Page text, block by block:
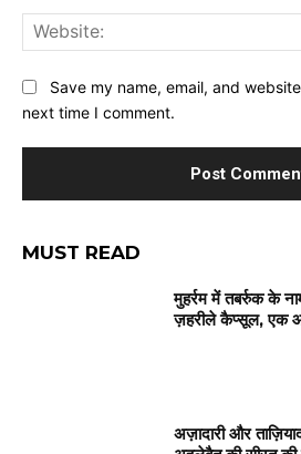
Save my name, email, and
next time I comment.
MUST READ
मुहर्रम में तबर्रुक के
ज़हरीले कैप्सूल, एक
अज़ादारी और